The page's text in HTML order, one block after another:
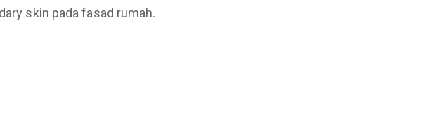
skin pada fasad rumah.